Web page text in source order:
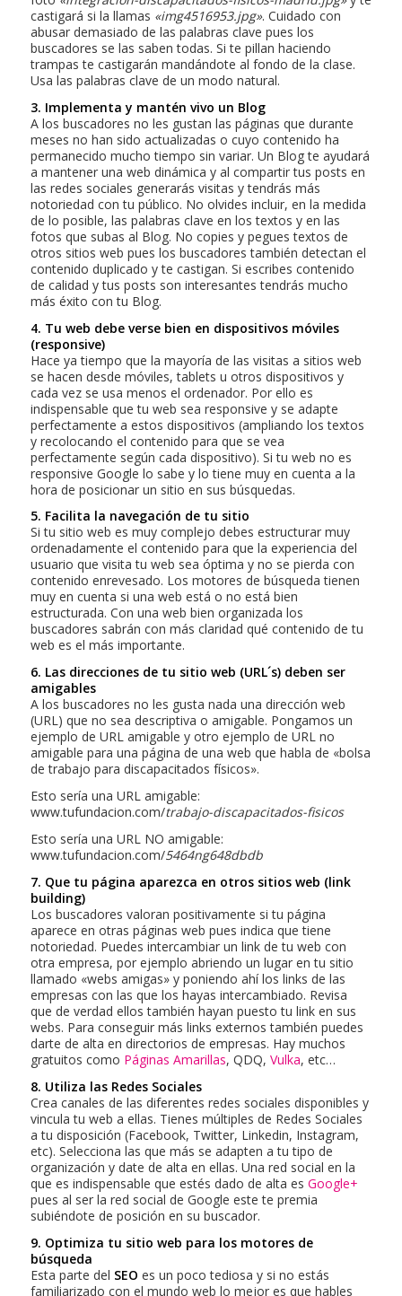
castigará si la llamas «img4516953.jpg». Cuidado con
abusar demasiado de las palabras clave pues los
buscadores se las saben todas. Si te pillan haciendo
trampas te castigarán mandándote al fondo de la clase.
Usa las palabras clave de un modo natural.
3. Implementa y mantén vivo un Blog
A los buscadores no les gustan las páginas que durante
meses no han sido actualizadas o cuyo contenido ha
permanecido mucho tiempo sin variar. Un Blog te ayudará
a mantener una web dinámica y al compartir tus posts en
las redes sociales generarás visitas y tendrás más
notoriedad con tu público. No olvides incluir, en la medida
de lo posible, las palabras clave en los textos y en las
fotos que subas al Blog. No copies y pegues textos de
otros sitios web pues los buscadores también detectan el
contenido duplicado y te castigan. Si escribes contenido
de calidad y tus posts son interesantes tendrás mucho
más éxito con tu Blog.
4. Tu web debe verse bien en dispositivos móviles
(responsive)
Hace ya tiempo que la mayoría de las visitas a sitios web
se hacen desde móviles, tablets u otros dispositivos y
cada vez se usa menos el ordenador. Por ello es
indispensable que tu web sea responsive y se adapte
perfectamente a estos dispositivos (ampliando los textos
y recolocando el contenido para que se vea
perfectamente según cada dispositivo). Si tu web no es
responsive Google lo sabe y lo tiene muy en cuenta a la
hora de posicionar un sitio en sus búsquedas.
5. Facilita la navegación de tu sitio
Si tu sitio web es muy complejo debes estructurar muy
ordenadamente el contenido para que la experiencia del
usuario que visita tu web sea óptima y no se pierda con
contenido enrevesado. Los motores de búsqueda tienen
muy en cuenta si una web está o no está bien
estructurada. Con una web bien organizada los
buscadores sabrán con más claridad qué contenido de tu
web es el más importante.
6. Las direcciones de tu sitio web (URL´s) deben ser
amigables
A los buscadores no les gusta nada una dirección web
(URL) que no sea descriptiva o amigable. Pongamos un
ejemplo de URL amigable y otro ejemplo de URL no
amigable para una página de una web que habla de «bolsa
de trabajo para discapacitados físicos».
Esto sería una URL amigable:
www.tufundacion.com/trabajo-discapacitados-fisicos
Esto sería una URL NO amigable:
www.tufundacion.com/5464ng648dbdb
7. Que tu página aparezca en otros sitios web (link
building)
Los buscadores valoran positivamente si tu página
aparece en otras páginas web pues indica que tiene
notoriedad. Puedes intercambiar un link de tu web con
otra empresa, por ejemplo abriendo un lugar en tu sitio
llamado «webs amigas» y poniendo ahí los links de las
empresas con las que los hayas intercambiado. Revisa
que de verdad ellos también hayan puesto tu link en sus
webs. Para conseguir más links externos también puedes
darte de alta en directorios de empresas. Hay muchos
gratuitos como Páginas Amarillas, QDQ, Vulka, etc…
8. Utiliza las Redes Sociales
Crea canales de las diferentes redes sociales disponibles y
vincula tu web a ellas. Tienes múltiples de Redes Sociales
a tu disposición (Facebook, Twitter, Linkedin, Instagram,
etc). Selecciona las que más se adapten a tu tipo de
organización y date de alta en ellas. Una red social en la
que es indispensable que estés dado de alta es Google+
pues al ser la red social de Google este te premia
subiéndote de posición en su buscador.
9. Optimiza tu sitio web para los motores de
búsqueda
Esta parte del SEO es un poco tediosa y si no estás
familiarizado con el mundo web lo mejor es que hables